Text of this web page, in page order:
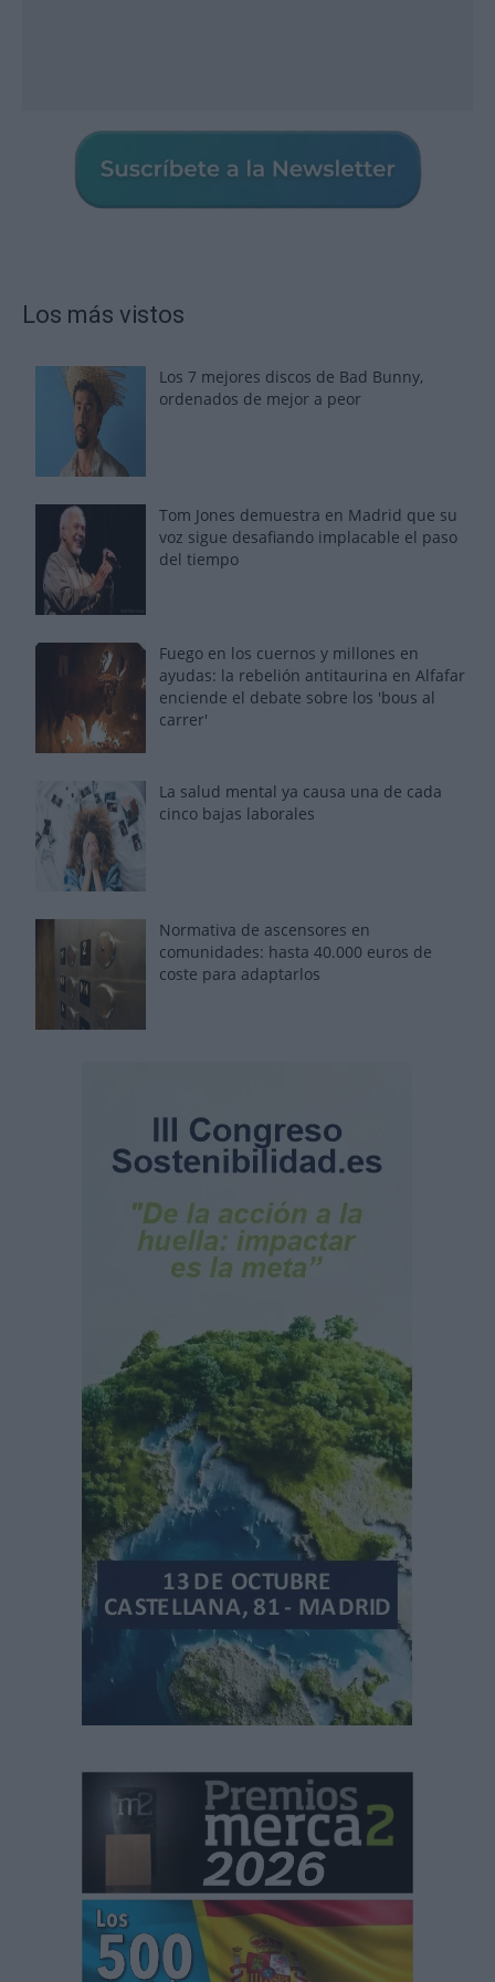
Los más vistos
Los 7 mejores discos de Bad Bunny,
ordenados de mejor a peor
Tom Jones demuestra en Madrid que su
voz sigue desafiando implacable el paso
del tiempo
Fuego en los cuernos y millones en
ayudas: la rebelión antitaurina en Alfafar
enciende el debate sobre los 'bous al
carrer'
La salud mental ya causa una de cada
cinco bajas laborales
Normativa de ascensores en
comunidades: hasta 40.000 euros de
coste para adaptarlos